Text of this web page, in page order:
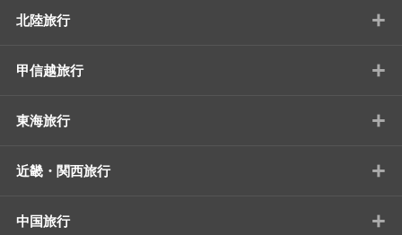
北陸旅行 +
甲信越旅行 +
東海旅行 +
近畿・関西旅行 +
中国旅行 +